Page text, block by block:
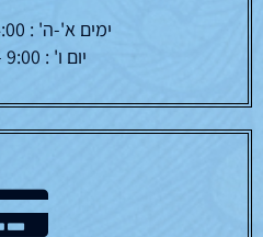
ימים א'-ה' : 14:00 - 19:00
יום ו' : 9:00 - 10:30